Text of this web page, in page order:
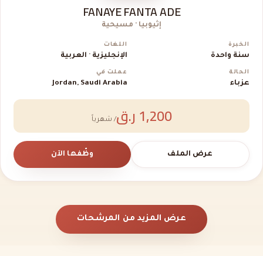
FANAYE FANTA ADE
إثيوبيا · مسيحية
الخبرة
سنة واحدة
اللغات
الإنجليزية · العربية
الحالة
عزباء
عملت في
Jordan, Saudi Arabia
1,200 ر.ق / شهرياً
عرض الملف وظّفها الآن
عرض المزيد من المرشحات